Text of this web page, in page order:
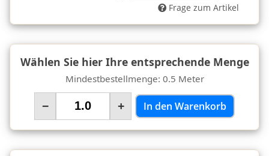
Frage zum Artikel
Wählen Sie hier Ihre entsprechende Menge
Mindestbestellmenge: 0.5 Meter
− + In den Warenkorb